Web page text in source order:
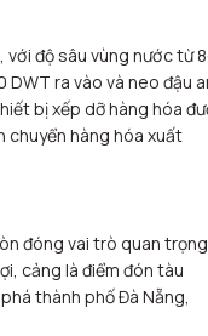
độ sâu vùng nước từ
ra vào và neo đậu
bị xếp dỡ hàng hóa
chuyển hàng hóa xuất
đóng vai trò quan trọng
cảng là điểm đón tàu
thành phố Đà Nẵng,